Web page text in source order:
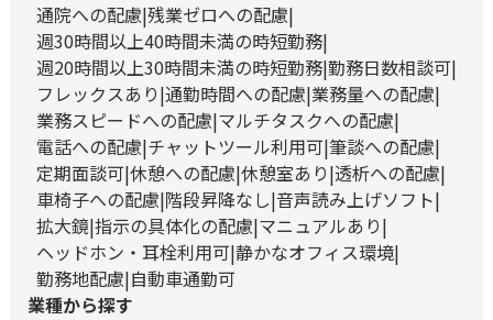
通院への配慮 残業ゼロへの配慮
週30時間以上40時間未満の時短勤務
週20時間以上30時間未満の時短勤務 勤務日数相談可
フレックスあり 通勤時間への配慮 業務量への配慮
業務スピードへの配慮 マルチタスクへの配慮
電話への配慮 チャットツール利用可 筆談への配慮
定期面談可 休憩への配慮 休憩室あり 透析への配慮
車椅子への配慮 階段昇降なし 音声読み上げソフト
拡大鏡 指示の具体化の配慮 マニュアルあり
ヘッドホン・耳栓利用可 静かなオフィス環境
勤務地配慮 自動車通勤可
業種から探す